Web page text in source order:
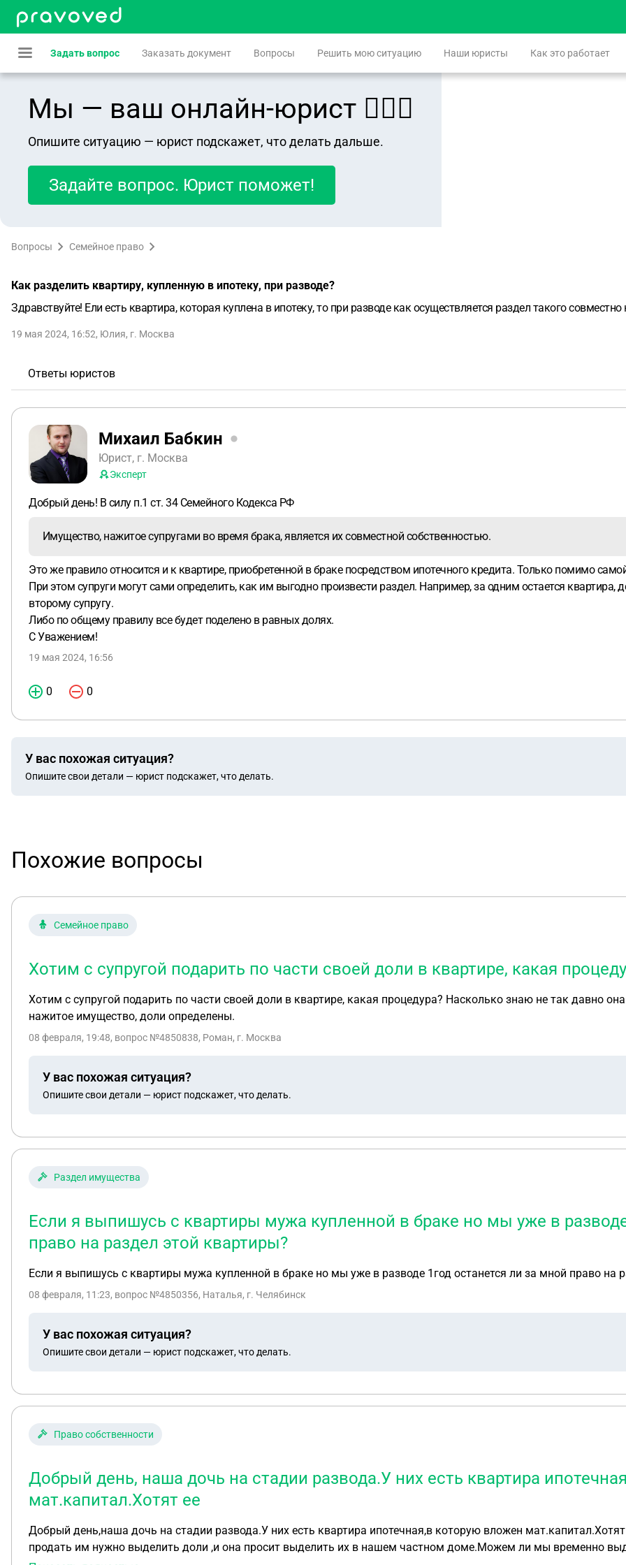
Задать вопрос Заказать документ Вопросы Решить мою ситуацию Наши юристы Как это работает
Мы — ваш онлайн-юрист 👨🏻‍⚖️
Опишите ситуацию — юрист подскажет, что делать дальше.
Задайте вопрос. Юрист поможет!
Вопросы Семейное право
Как разделить квартиру, купленную в ипотеку, при разводе?
Здравствуйте! Ели есть квартира, которая куплена в ипотеку, то при разводе как осуществляется раздел такого
19 мая 2024, 16:52, Юлия, г. Москва
Ответы юристов
Михаил Бабкин
Юрист, г. Москва
Эксперт
Добрый день! В силу п.1 ст. 34 Семейного Кодекса РФ
Имущество, нажитое супругами во время брака, является их совместной собственностью.
Это же правило относится и к квартире, приобретенной в браке посредством ипотечного кредита. Только помимо
При этом супруги могут сами определить, как им выгодно произвести раздел. Например, за одним остается квартира,
второму супругу.
Либо по общему правилу все будет поделено в равных долях.
С Уважением!
19 мая 2024, 16:56
0 0
У вас похожая ситуация?
Опишите свои детали — юрист подскажет, что делать.
Похожие вопросы
Семейное право
Хотим с супругой подарить по части своей доли в квартире, какая
Хотим с супругой подарить по части своей доли в квартире, какая процедура? Насколько знаю не так давно
нажитое имущество, доли определены.
08 февраля, 19:48, вопрос №4850838, Роман, г. Москва
У вас похожая ситуация?
Опишите свои детали — юрист подскажет, что делать.
Раздел имущества
Если я выпишусь с квартиры мужа купленной в браке но мы уже в
право на раздел этой квартиры?
Если я выпишусь с квартиры мужа купленной в браке но мы уже в разводе 1год останется ли за мной право на
08 февраля, 11:23, вопрос №4850356, Наталья, г. Челябинск
У вас похожая ситуация?
Опишите свои детали — юрист подскажет, что делать.
Право собственности
Добрый день, наша дочь на стадии развода.У них есть квартира
мат.капитал.Хотят ее
Добрый день,наша дочь на стадии развода.У них есть квартира ипотечная,в которую вложен мат.капитал.Хотят ее продать.Внукам там выделяют доли.А чтобы
продать им нужно выделить доли ,и она просит выделить их в нашем частном доме.Можем ли мы временно